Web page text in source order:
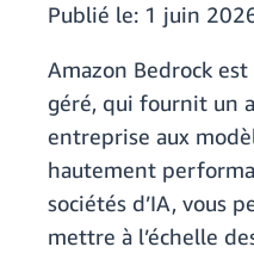
Publié le: 1 juin
Amazon Bedrock
géré, qui fournit un
entreprise aux
hautement
sociétés d’IA, vous
mettre à l’échelle